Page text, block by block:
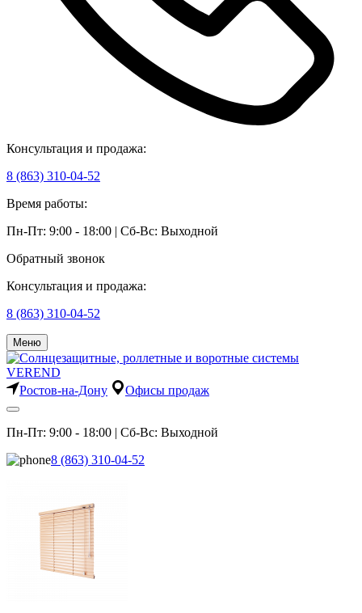
Консультация и продажа:
8 (863) 310-04-52
Время работы:
Пн-Пт: 9:00 - 18:00 | Сб-Вс: Выходной
Обратный звонок
Консультация и продажа:
8 (863) 310-04-52
Меню
Ростов-на-Дону Офисы продаж
Пн-Пт: 9:00 - 18:00 | Сб-Вс: Выходной
8 (863) 310-04-52